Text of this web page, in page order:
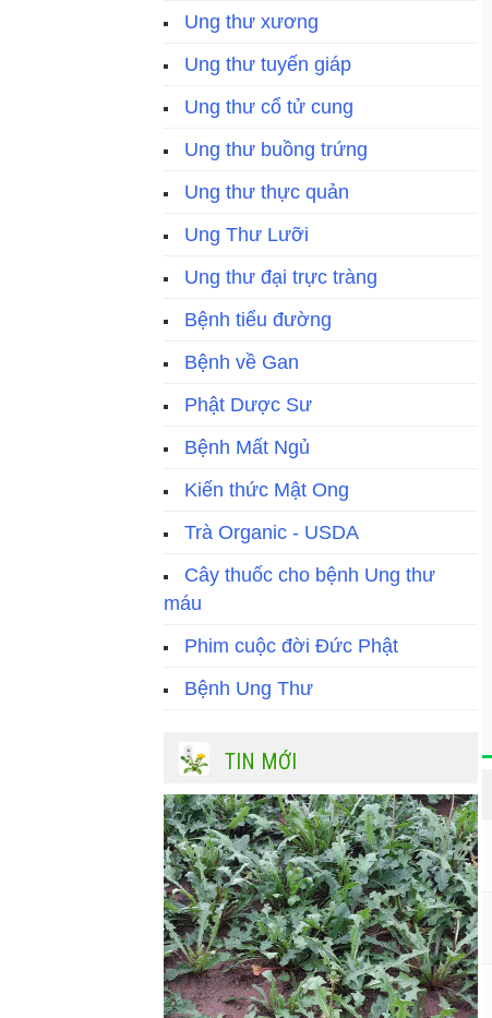
Ung thư xương
Ung thư tuyến giáp
Ung thư cổ tử cung
Ung thư buồng trứng
Ung thư thực quản
Ung Thư Lưỡi
Ung thư đại trực tràng
Bệnh tiểu đường
Bệnh về Gan
Phật Dược Sư
Bệnh Mất Ngủ
Kiến thức Mật Ong
Trà Organic - USDA
Cây thuốc cho bệnh Ung thư
máu
Phim cuộc đời Đức Phật
Bệnh Ung Thư
TIN MỚI